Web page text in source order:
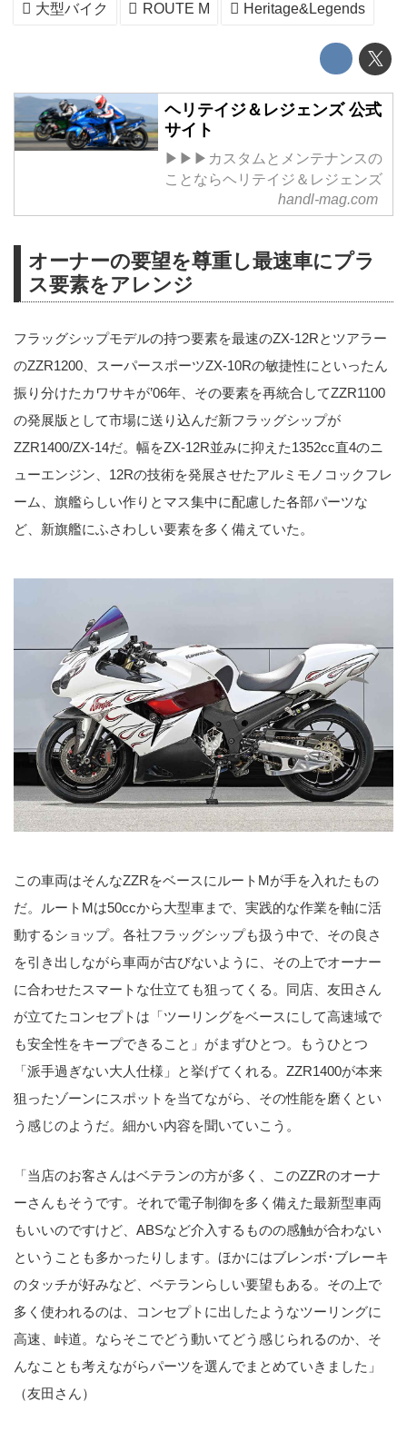
大型バイク ROUTE M Heritage&Legends
ヘリテイジ＆レジェンズ 公式
サイト
▶▶▶カスタムとメンテナンスの
ことならヘリテイジ＆レジェンズ
handl-mag.com
オーナーの要望を尊重し最速車にプラ
ス要素をアレンジ
フラッグシップモデルの持つ要素を最速のZX-12Rとツアラー
のZZR1200、スーパースポーツZX-10Rの敏捷性にといったん
振り分けたカワサキが’06年、その要素を再統合してZZR1100
の発展版として市場に送り込んだ新フラッグシップが
ZZR1400/ZX-14だ。幅をZX-12R並みに抑えた1352cc直4のニ
ューエンジン、12Rの技術を発展させたアルミモノコックフレ
ーム、旗艦らしい作りとマス集中に配慮した各部パーツな
ど、新旗艦にふさわしい要素を多く備えていた。
この車両はそんなZZRをベースにルートMが手を入れたもの
だ。ルートMは50ccから大型車まで、実践的な作業を軸に活
動するショップ。各社フラッグシップも扱う中で、その良さ
を引き出しながら車両が古びないように、その上でオーナー
に合わせたスマートな仕立ても狙ってくる。同店、友田さん
が立てたコンセプトは「ツーリングをベースにして高速域で
も安全性をキープできること」がまずひとつ。もうひとつ
「派手過ぎない大人仕様」と挙げてくれる。ZZR1400が本来
狙ったゾーンにスポットを当てながら、その性能を磨くとい
う感じのようだ。細かい内容を聞いていこう。
「当店のお客さんはベテランの方が多く、このZZRのオーナ
ーさんもそうです。それで電子制御を多く備えた最新型車両
もいいのですけど、ABSなど介入するものの感触が合わない
ということも多かったりします。ほかにはブレンボ･ブレーキ
のタッチが好みなど、ベテランらしい要望もある。その上で
多く使われるのは、コンセプトに出したようなツーリングに
高速、峠道。ならそこでどう動いてどう感じられるのか、そ
んなことも考えながらパーツを選んでまとめていきました」
（友田さん）